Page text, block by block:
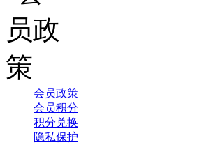
会员政策
会员积分
积分兑换
隐私保护